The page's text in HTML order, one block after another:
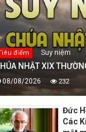
điểm Suy niệm
NHẬT XIX
08/08/2026 232
Đức
Các